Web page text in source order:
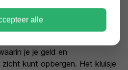
je je geld en
kunt opbergen. Het kluisje
alle